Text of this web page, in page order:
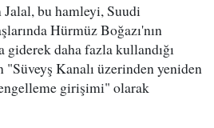
bu hamleyi, Suudi
Hürmüz Boğazı'nın
giderek daha fazla kullandığı
Kanalı üzerinden yeniden
girişimi" olarak